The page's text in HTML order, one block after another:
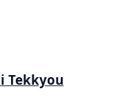
Tekkyou